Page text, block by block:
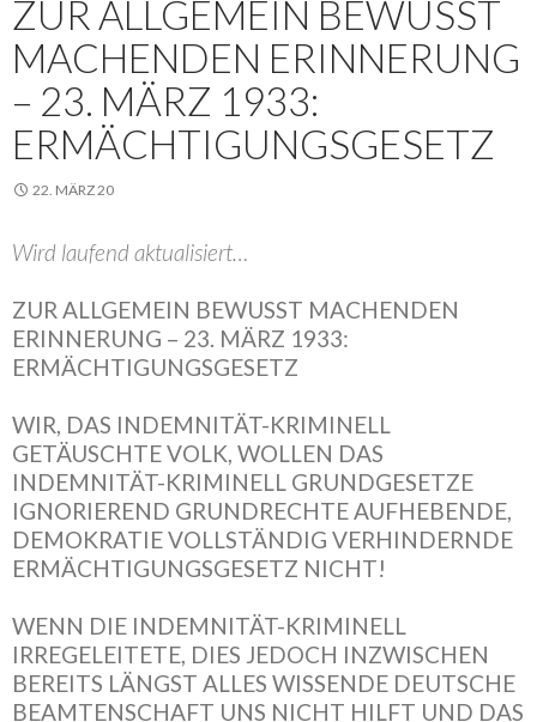
ZUR ALLGEMEIN BEWUSST
MACHENDEN ERINNERUNG
– 23. MÄRZ 1933:
ERMÄCHTIGUNGSGESETZ
22. MÄRZ 20
Wird laufend aktualisiert…
ZUR ALLGEMEIN BEWUSST MACHENDEN
ERINNERUNG – 23. MÄRZ 1933:
ERMÄCHTIGUNGSGESETZ
WIR, DAS INDEMNITÄT-KRIMINELL
GETÄUSCHTE VOLK, WOLLEN DAS
INDEMNITÄT-KRIMINELL GRUNDGESETZE
IGNORIEREND GRUNDRECHTE AUFHEBENDE,
DEMOKRATIE VOLLSTÄNDIG VERHINDERNDE
ERMÄCHTIGUNGSGESETZ NICHT!
WENN DIE INDEMNITÄT-KRIMINELL
IRREGELEITETE, DIES JEDOCH INZWISCHEN
BEREITS LÄNGST ALLES WISSENDE DEUTSCHE
BEAMTENSCHAFT UNS NICHT HILFT UND DAS